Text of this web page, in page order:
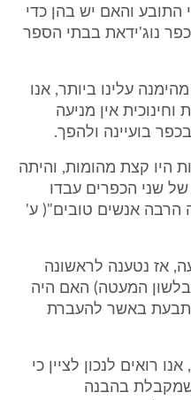
התובע והאם יש בהן כדי
נוג'ידאת בבתי הספר
עלינו ביותר, אנו
אין מניעה
בועיינה ולהפך.
היו קצת מהומות, והיתה
שני הכפרים עבדו
הרבה אנשים טובים"( ע'
אז נטענה לראשונה
המעטה) האם היה
באשר להעברת
רואים לנכון לציין כי
בהבנה